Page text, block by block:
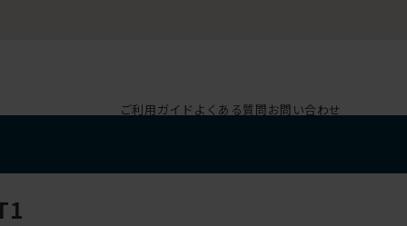
ご利用ガイド よくある質問お問い合わせ